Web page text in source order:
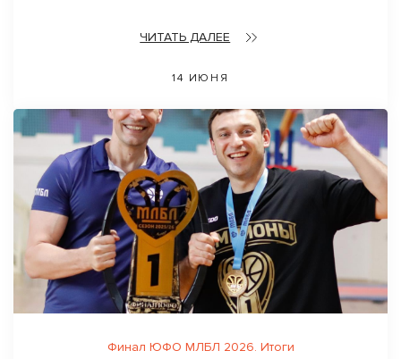
ЧИТАТЬ ДАЛЕЕ
14 ИЮНЯ
Финал ЮФО МЛБЛ 2026. Итоги